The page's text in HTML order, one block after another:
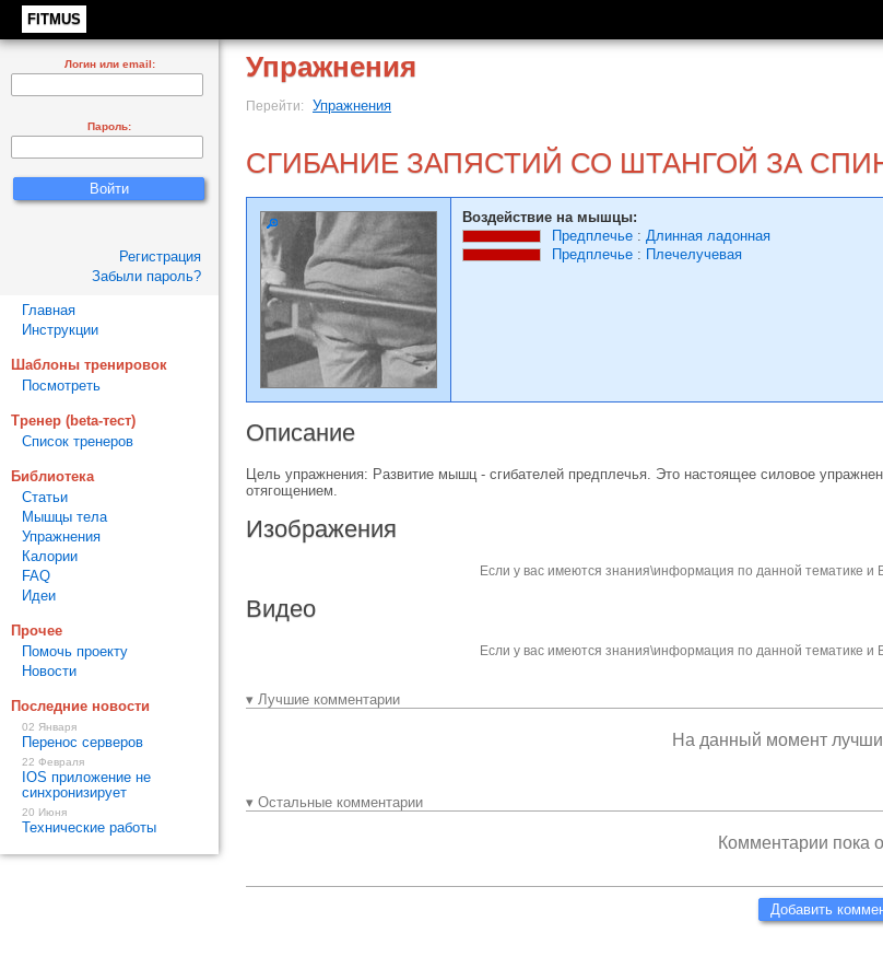
FITMUS
Упражнения
Перейти: Упражнения
СГИБАНИЕ ЗАПЯСТИЙ СО ШТАНГОЙ ЗА
Воздействие на мышцы:
Предплечье : Длинная ладонная
Предплечье : Плечелучевая
Описание
Цель упражнения: Развитие мышц - сгибателей предплечья. Это настоящее силовое
отягощением.
Изображения
Если у вас имеются знания\информация по данной тематике и
Видео
Если у вас имеются знания\информация по данной тематике и
▾ Лучшие комментарии
На данный момент
▾ Остальные комментарии
Комментарии пока
Добавить
Логин или email:
Пароль:
Регистрация
Забыли пароль?
Главная
Инструкции
Шаблоны тренировок
Посмотреть
Тренер (beta-тест)
Список тренеров
Библиотека
Статьи
Мышцы тела
Упражнения
Калории
FAQ
Идеи
Прочее
Помочь проекту
Новости
Последние новости
02 Января
Перенос серверов
22 Февраля
IOS приложение не
синхронизирует
20 Июня
Технические работы